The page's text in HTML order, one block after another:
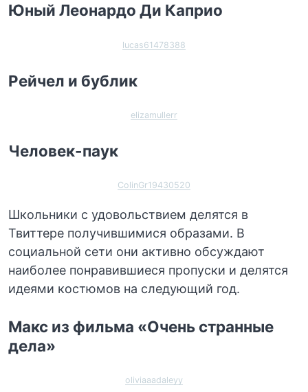
Юный Леонардо Ди Каприо
lucas61478388
Рейчел и бублик
elizamullerr
Человек-паук
ColinGr19430520
Школьники с удовольствием делятся в
Твиттере получившимися образами. В
социальной сети они активно обсуждают
наиболее понравившиеся пропуски и делятся
идеями костюмов на следующий год.
Макс из фильма «Очень странные
дела»
oliviaaadaleyy